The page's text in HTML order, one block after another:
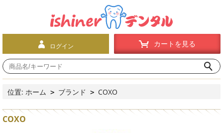
ログイン カートを見る
位置: ホーム > ブランド > COXO
COXO